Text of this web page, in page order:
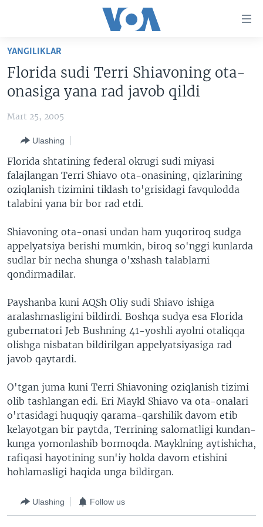
Boshiga
qayting
Qidiruvga
o'ting
VATANDOSHLAR
MULTIMEDIA
AMERIKA MANZARALARI
XALQARO HAYOT
VASHINGTON CHOYXONASI
MOBIL-SALOM!
VIDEO
IJTIMOIY TARMOQLAR
FACEBOOK
YOUTUBE
INSTAGRAM
ODNOKLASSNIKI
TWITTER
SOUNDCLOUD
INGLIZ TILI DARSLARI
EDITORIAL
Learning English
YANGILIKLAR
Florida sudi Terri Shiavoning ota-
onasiga yana rad javob qildi
Mart 25, 2005
Ulashing
Florida shtatining federal okrugi sudi miyasi
falajlangan Terri Shiavo ota-onasining, qizlarining
oziqlanish tizimini tiklash to'grisidagi favqulodda
talabini yana bir bor rad etdi.
Shiavoning ota-onasi undan ham yuqoriroq sudga
appelyatsiya berishi mumkin, biroq so'nggi kunlarda
sudlar bir necha shunga o'xshash talablarni
qondirmadilar.
Payshanba kuni AQSh Oliy sudi Shiavo ishiga
aralashmasligini bildirdi. Boshqa sudya esa Florida
gubernatori Jeb Bushning 41-yoshli ayolni otaliqqa
olishga nisbatan bildirilgan appelyatsiyasiga rad
javob qaytardi.
O'tgan juma kuni Terri Shiavoning oziqlanish tizimi
olib tashlangan edi. Eri Maykl Shiavo va ota-onalari
o'rtasidagi huquqiy qarama-qarshilik davom etib
kelayotgan bir paytda, Terrining salomatligi kundan-
kunga yomonlashib bormoqda. Mayklning aytishicha,
rafiqasi hayotining sun'iy holda davom etishini
hohlamasligi haqida unga bildirgan.
Ulashing Follow us